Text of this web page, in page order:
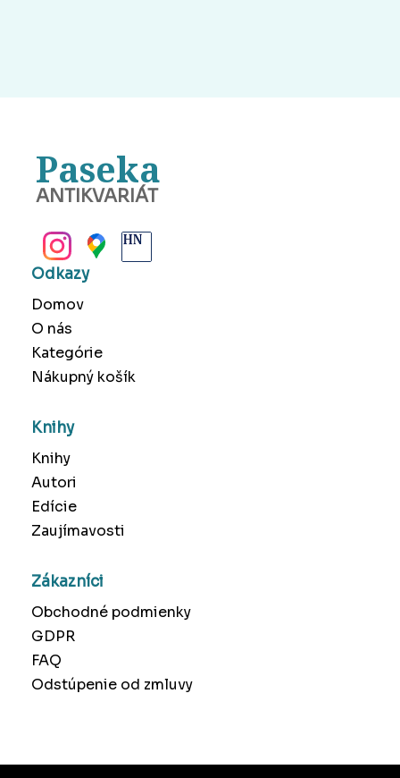
Paseka
ANTIKVARIÁT
Odkazy
Domov
O nás
Kategórie
Nákupný košík
Knihy
Knihy
Autori
Edície
Zaujímavosti
Zákazníci
Obchodné podmienky
GDPR
FAQ
Odstúpenie od zmluvy